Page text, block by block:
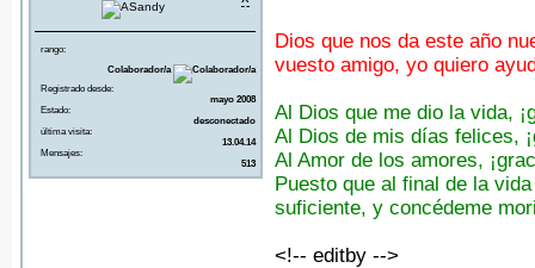
rango:
Colaborador/a
Registrado desde:
mayo 2008
Estado:
desconectado
última visita:
13.04.14
Mensajes:
513
Dios que nos da este año
vuesto amigo, yo quiero
Al Dios que me dio la vida,
Al Dios de mis días felices,
Al Amor de los amores,
Puesto que al final de la
suficiente, y concédeme
<!-- editby -->